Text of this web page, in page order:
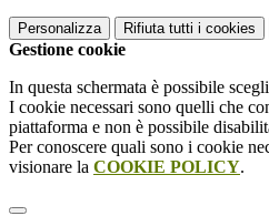
Personalizza Rifiuta tutti i cookies
Gestione cookie
In questa schermata è possibile
I cookie necessari sono quelli che
piattaforma e non è possibile
Per conoscere quali sono i cookie
visionare la COOKIE POLICY.